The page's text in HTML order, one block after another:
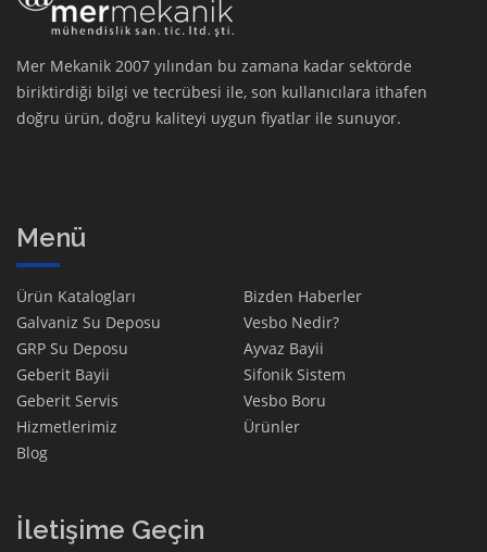
Mer Mekanik 2007 yılından bu zamana kadar sektörde
biriktirdiği bilgi ve tecrübesi ile, son kullanıcılara ithafen
doğru ürün, doğru kaliteyi uygun fiyatlar ile sunuyor.
Menü
Ürün Katalogları
Bizden Haberler
Galvaniz Su Deposu
Vesbo Nedir?
GRP Su Deposu
Ayvaz Bayii
Geberit Bayii
Sifonik Sistem
Geberit Servis
Vesbo Boru
Hizmetlerimiz
Ürünler
Blog
İletişime Geçin